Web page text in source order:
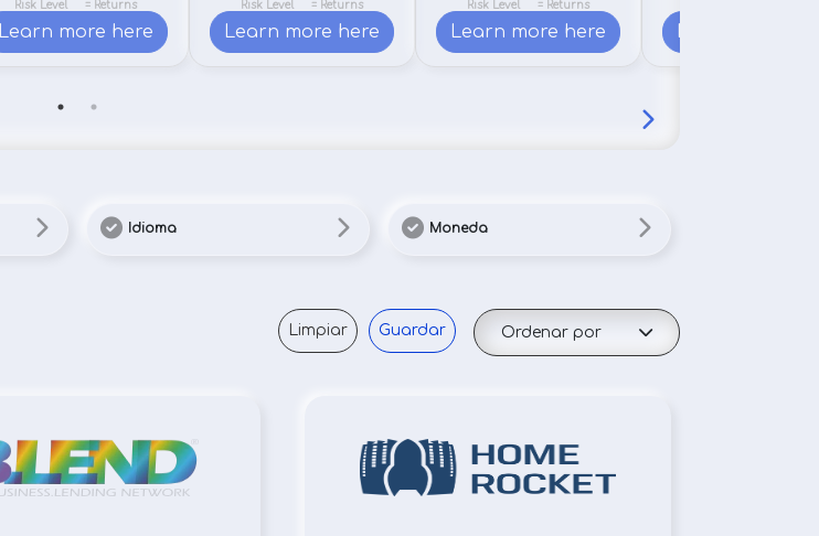
Risk Level = Returns
Learn more here
Risk Level = Returns
Learn more here
Risk Level = Returns
Learn more here
Idioma Moneda
Limpiar Guardar Ordenar por